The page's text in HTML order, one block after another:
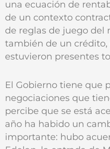
una ecuación de
de un contexto
de reglas de juego del
también de un
estuvieron presentes
El Gobierno tiene que
negociaciones que
percibe que se está
año ha habido un
importante: hubo